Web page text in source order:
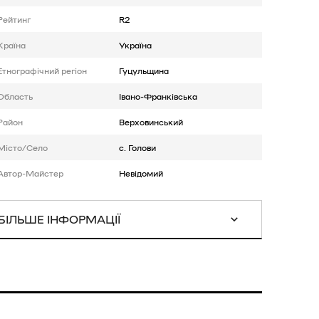
R2
Україна
регіон Гуцульщина
Івано-Франківська
Верховинський
Село с. Голови
Майстер Невідомий
ІНФОРМАЦІЇ